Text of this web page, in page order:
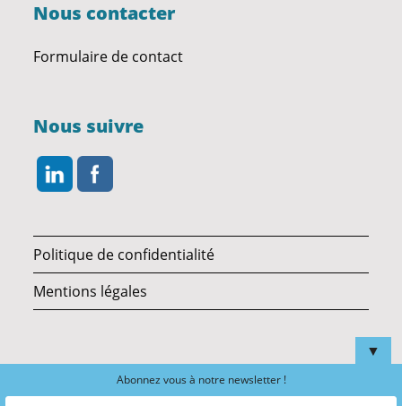
Nous contacter
Formulaire de contact
Nous suivre
Politique de confidentialité
Mentions légales
▼
Abonnez vous à notre newsletter !